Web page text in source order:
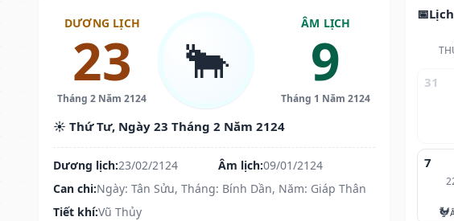
DƯƠNG LỊCH
23
Tháng 2 Năm 2124
🐂
ÂM LỊCH
9
Tháng 1 Năm 2124
☀️ Thứ Tư, Ngày 23 Tháng 2 Năm 2124
Dương lịch:23/02/2124 Âm lịch:09/01/2124
Can chi:Ngày: Tân Sửu, Tháng: Bính Dần, Năm: Giáp Thân
Tiết khí:Vũ Thủy
31
7
🐓